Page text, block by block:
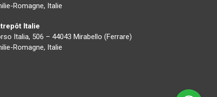
Romagne, Italie
Italie
Italia, 506 – 44043 Mirabello (Ferrare)
Romagne, Italie